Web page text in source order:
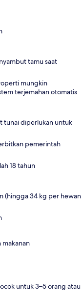
tamu saat
mungkin
terjemahan otomatis
tunai diperlukan untuk
pemerintah
18 tahun
(hingga 34 kg per hewan
makanan
untuk 3–5 orang atau